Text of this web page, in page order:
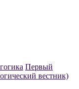
Первый
вестник)